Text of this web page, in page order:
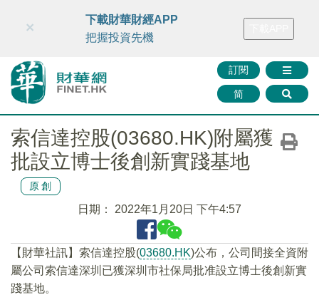
財華智庫網 FINTV FINMETA 財華證券 媒體矩陣
訂閱
简
×
下載財華財經APP
把握投資先機
索信達控股(03680.HK)附屬獲
批設立博士後創新實踐基地
原創
日期： 2022年1月20日 下午4:57
【財華社訊】索信達控股(03680.HK)公布，公司間接全資附
屬公司索信達深圳已獲深圳市社保局批准設立博士後創新實
踐基地。